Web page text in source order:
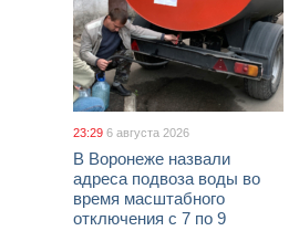
23:29 6 августа 2026
В Воронеже назвали
адреса подвоза воды во
время масштабного
отключения с 7 по 9